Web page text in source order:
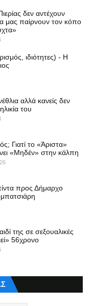
δεν αντέχουν
μας παίρνουν τον κόπο
ιδιότητες) - Η
αλλά κανείς δεν
του
Γιατί το «Άριστα»
«Μηδέν» στην κάλπη
προς Δήμαρχο
της σε σεξουαλικές
56χρονο